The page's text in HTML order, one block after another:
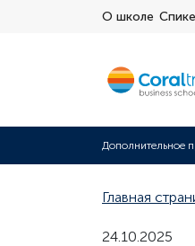
О школе
Дополнительное
Главная
24.10.2025